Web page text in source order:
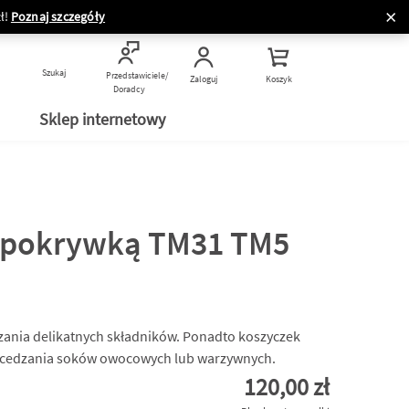
Poznaj szczegóły
Szukaj
Przedstawiciele/
Doradcy
Zaloguj Koszyk
Sklep internetowy
TM31 TM5
delikatnych składników. Ponadto koszyczek
soków owocowych lub warzywnych.
120,00 zł